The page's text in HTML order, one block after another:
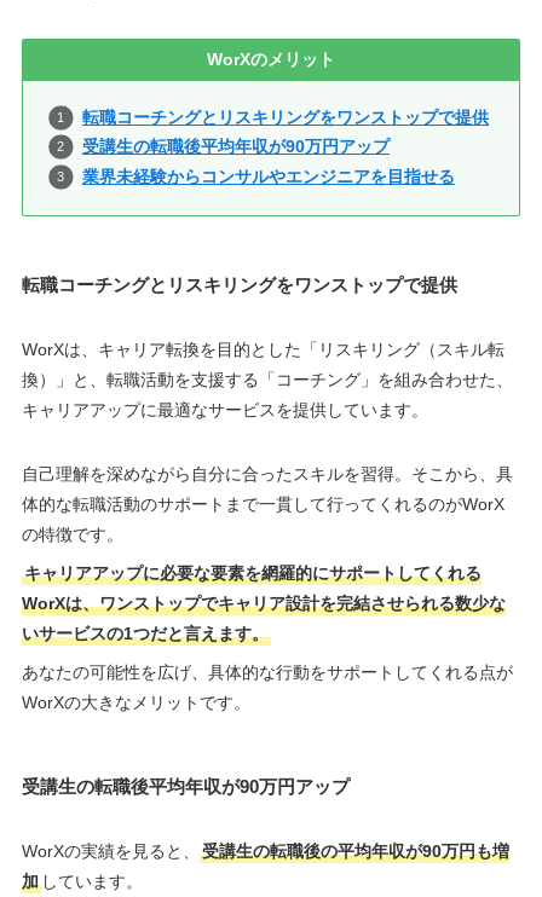
WorXのメリット
転職コーチングとリスキリングをワンストップで提供
受講生の転職後平均年収が90万円アップ
業界未経験からコンサルやエンジニアを目指せる
転職コーチングとリスキリングをワンストップで提供
WorXは、キャリア転換を目的とした「リスキリング（スキル転
換）」と、転職活動を支援する「コーチング」を組み合わせた、
キャリアアップに最適なサービスを提供しています。
自己理解を深めながら自分に合ったスキルを習得。そこから、具
体的な転職活動のサポートまで一貫して行ってくれるのがWorX
の特徴です。
キャリアアップに必要な要素を網羅的にサポートしてくれる
WorXは、ワンストップでキャリア設計を完結させられる数少な
いサービスの1つだと言えます。
あなたの可能性を広げ、具体的な行動をサポートしてくれる点が
WorXの大きなメリットです。
受講生の転職後平均年収が90万円アップ
WorXの実績を見ると、
受講生の転職後の平均年収が90万円も増
加しています。